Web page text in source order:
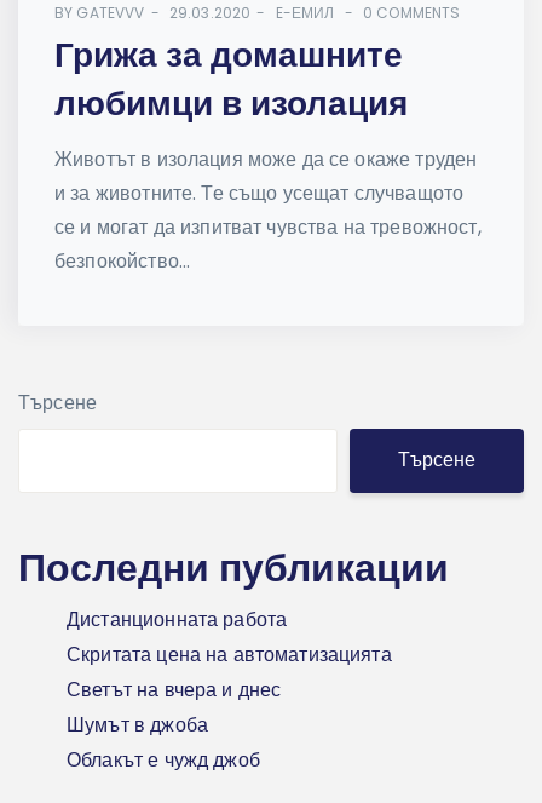
BY GATEVVV 29.03.2020 E-ЕМИЛ 0 COMMENTS
Грижа за домашните
любимци в изолация
Животът в изолация може да се окаже труден
и за животните. Те също усещат случващото
се и могат да изпитват чувства на тревожност,
безпокойство...
Търсене
Търсене
Последни публикации
Дистанционната работа
Скритата цена на автоматизацията
Светът на вчера и днес
Шумът в джоба
Облакът е чужд джоб